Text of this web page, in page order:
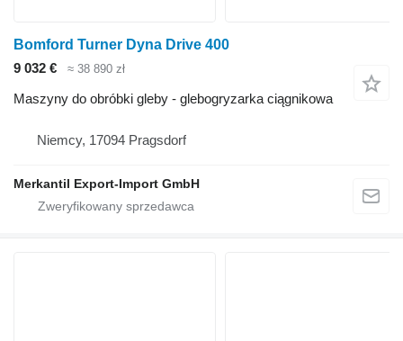
Bomford Turner Dyna Drive 400
9 032 €
≈ 38 890 zł
Maszyny do obróbki gleby - glebogryzarka ciągnikowa
Niemcy, 17094 Pragsdorf
Merkantil Export-Import GmbH